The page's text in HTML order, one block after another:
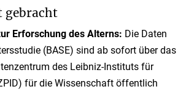
gebracht
Erforschung des Alterns: Die Daten
(BASE) sind ab sofort über das
des Leibniz-Instituts für
für die Wissenschaft öffentlich